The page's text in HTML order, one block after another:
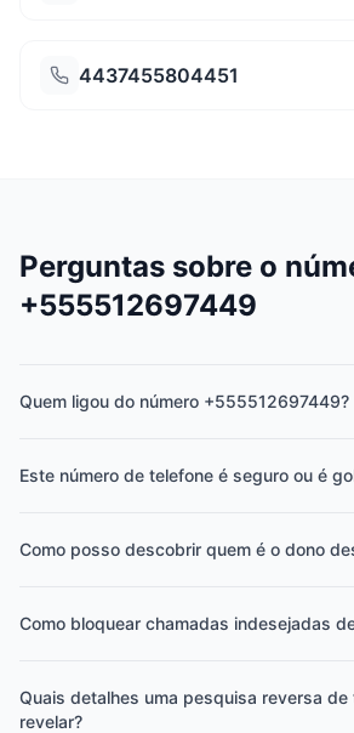
4437455804451
Perguntas sobre o
+555512697449
Quem ligou do número +555512697449?
Este número de telefone é seguro ou é
Como posso descobrir quem é o dono
Como bloquear chamadas indesejadas
Quais detalhes uma pesquisa reversa
revelar?